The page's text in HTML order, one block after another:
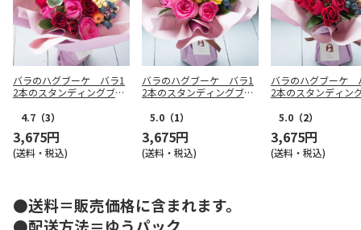
バラのハグブーケ バラ1
2本のスタンディングブー
4.7 （3）
3,675円
(送料・税込)
バラのハグブーケ バラ1
2本のスタンディングブー
5.0 （1）
3,675円
(送料・税込)
バラのハグブーケ
2本のスタンディン
5.0 （2）
3,675円
(送料・税込)
●送料＝販売価格に含まれます。
●配送方法＝ゆうパック